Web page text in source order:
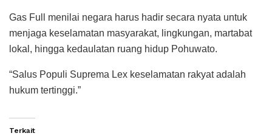
Gas Full menilai negara harus hadir secara nyata untuk
menjaga keselamatan masyarakat, lingkungan, martabat
lokal, hingga kedaulatan ruang hidup Pohuwato.
“Salus Populi Suprema Lex keselamatan rakyat adalah
hukum tertinggi.”
Terkait